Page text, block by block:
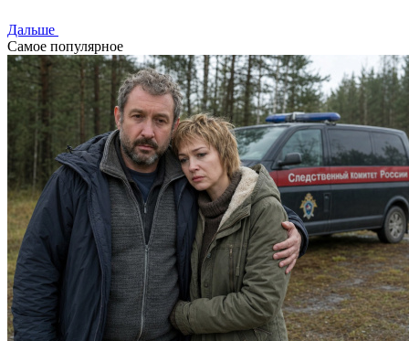
Дальше
Самое популярное